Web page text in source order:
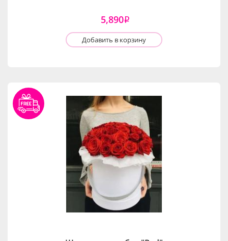
5,890i
Добавить в корзину